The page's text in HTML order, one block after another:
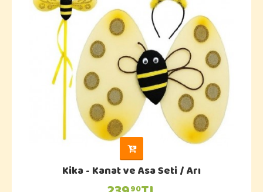
Kika - Kanat ve Asa Seti / Arı